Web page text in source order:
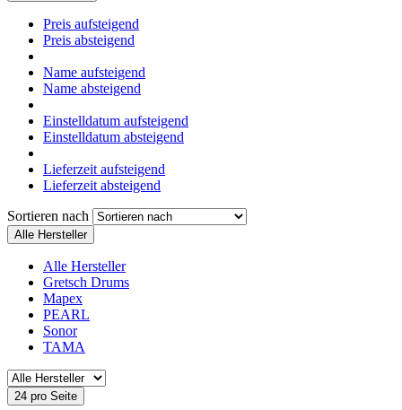
Preis aufsteigend
Preis absteigend
Name aufsteigend
Name absteigend
Einstelldatum aufsteigend
Einstelldatum absteigend
Lieferzeit aufsteigend
Lieferzeit absteigend
Sortieren nach
Alle Hersteller
Alle Hersteller
Gretsch Drums
Mapex
PEARL
Sonor
TAMA
24 pro Seite